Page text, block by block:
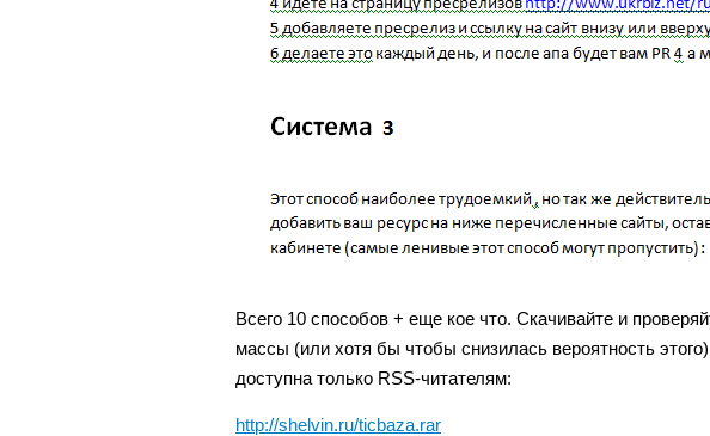
Всего 10 способов + еще кое что. Скачивайте и
массы (или хотя бы чтобы снизилась вероятность
доступна только RSS-читателям:
http://shelvin.ru/ticbaza.rar